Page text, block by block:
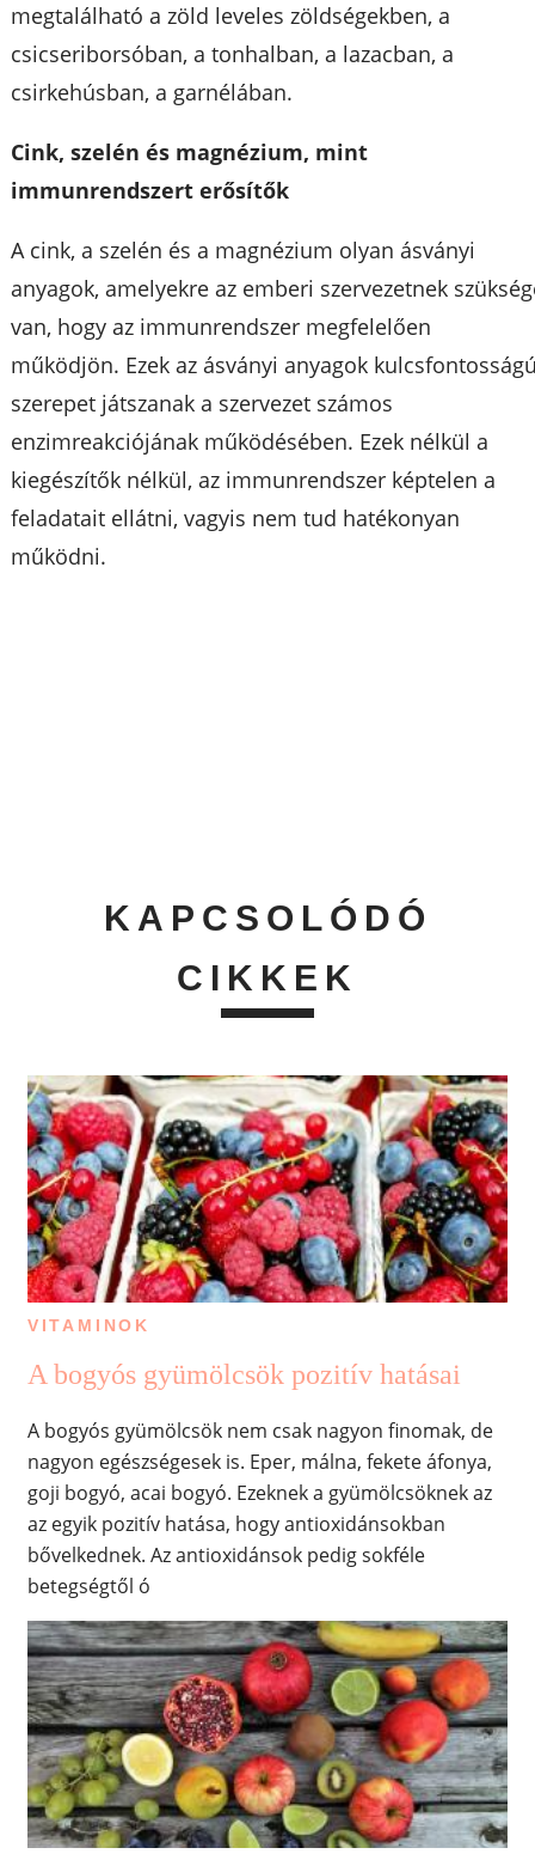
megtalálható a zöld leveles zöldségekben, a
csicseriborsóban, a tonhalban, a lazacban, a
csirkehúsban, a garnélában.
Cink, szelén és magnézium, mint
immunrendszert erősítők
A cink, a szelén és a magnézium olyan ásványi
anyagok, amelyekre az emberi szervezetnek
van, hogy az immunrendszer megfelelően
működjön. Ezek az ásványi anyagok
szerepet játszanak a szervezet számos
enzimreakciójának működésében. Ezek nélkül a
kiegészítők nélkül, az immunrendszer képtelen a
feladatait ellátni, vagyis nem tud hatékonyan
működni.
KAPCSOLÓDÓ
CIKKEK
VITAMINOK
A bogyós gyümölcsök pozitív hatásai
A bogyós gyümölcsök nem csak nagyon finomak, de
nagyon egészségesek is. Eper, málna, fekete áfonya,
goji bogyó, acai bogyó. Ezeknek a gyümölcsöknek az
az egyik pozitív hatása, hogy antioxidánsokban
bővelkednek. Az antioxidánsok pedig sokféle
betegségtől ó